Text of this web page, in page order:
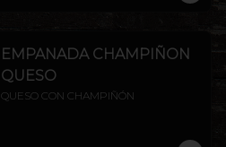
EMPANADA CHAMPIÑON
QUESO
QUESO CON CHAMPIÑÓN